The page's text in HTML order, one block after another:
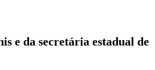
e da secretária estadual de